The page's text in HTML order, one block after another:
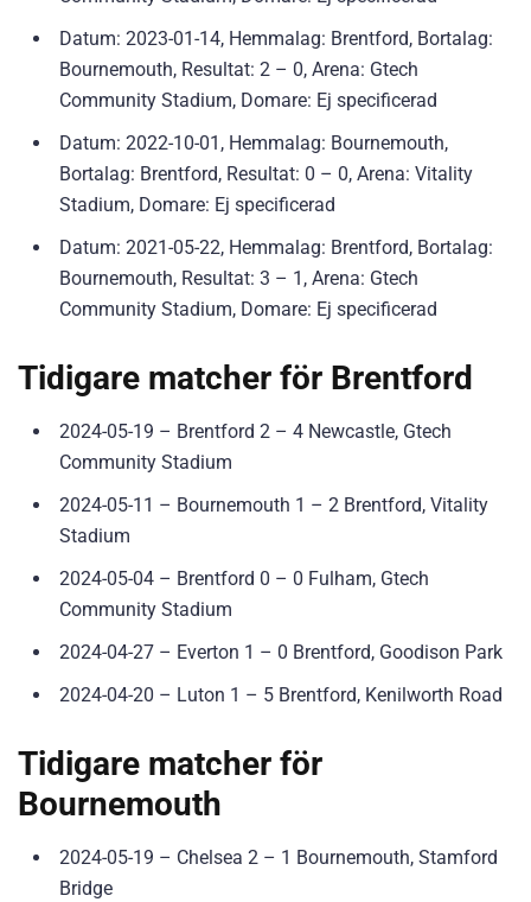
Datum: 2023-01-14, Hemmalag: Brentford, Bortalag:
Bournemouth, Resultat: 2 – 0, Arena: Gtech
Community Stadium, Domare: Ej specificerad
Datum: 2022-10-01, Hemmalag: Bournemouth,
Bortalag: Brentford, Resultat: 0 – 0, Arena: Vitality
Stadium, Domare: Ej specificerad
Datum: 2021-05-22, Hemmalag: Brentford, Bortalag:
Bournemouth, Resultat: 3 – 1, Arena: Gtech
Community Stadium, Domare: Ej specificerad
Tidigare matcher för Brentford
2024-05-19 – Brentford 2 – 4 Newcastle, Gtech
Community Stadium
2024-05-11 – Bournemouth 1 – 2 Brentford, Vitality
Stadium
2024-05-04 – Brentford 0 – 0 Fulham, Gtech
Community Stadium
2024-04-27 – Everton 1 – 0 Brentford, Goodison Park
2024-04-20 – Luton 1 – 5 Brentford, Kenilworth Road
Tidigare matcher för
Bournemouth
2024-05-19 – Chelsea 2 – 1 Bournemouth, Stamford
Bridge